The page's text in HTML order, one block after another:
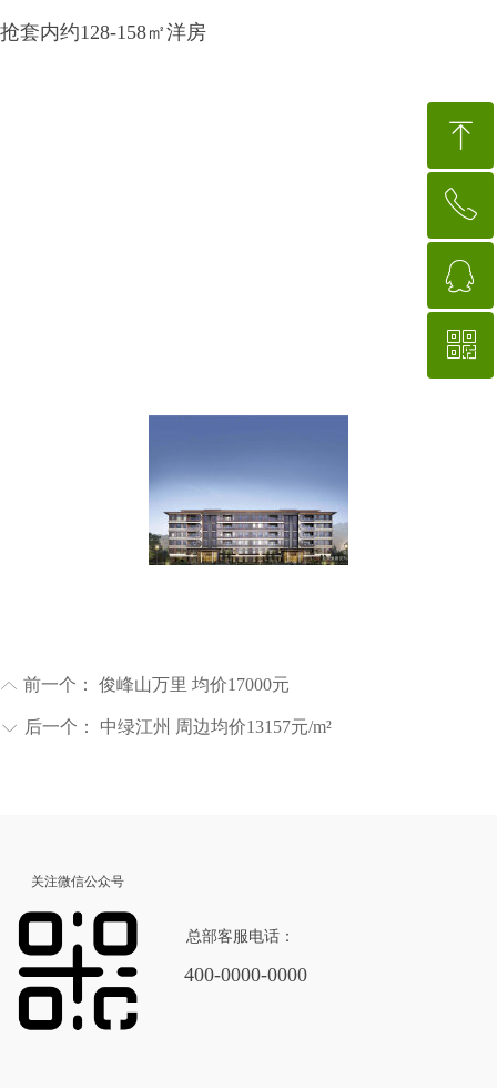
抢套内约128-158㎡洋房
ꂁ 前一个： 俊峰山万里 均价17000元
ꀅ 后一个： 中绿江州 周边均价13157元/m²
关注微信公众号
400-0000-0000
总部客服电话：
ꁸ
回到顶部
ꂅ
ꁗ
QQ客服
ꀥ